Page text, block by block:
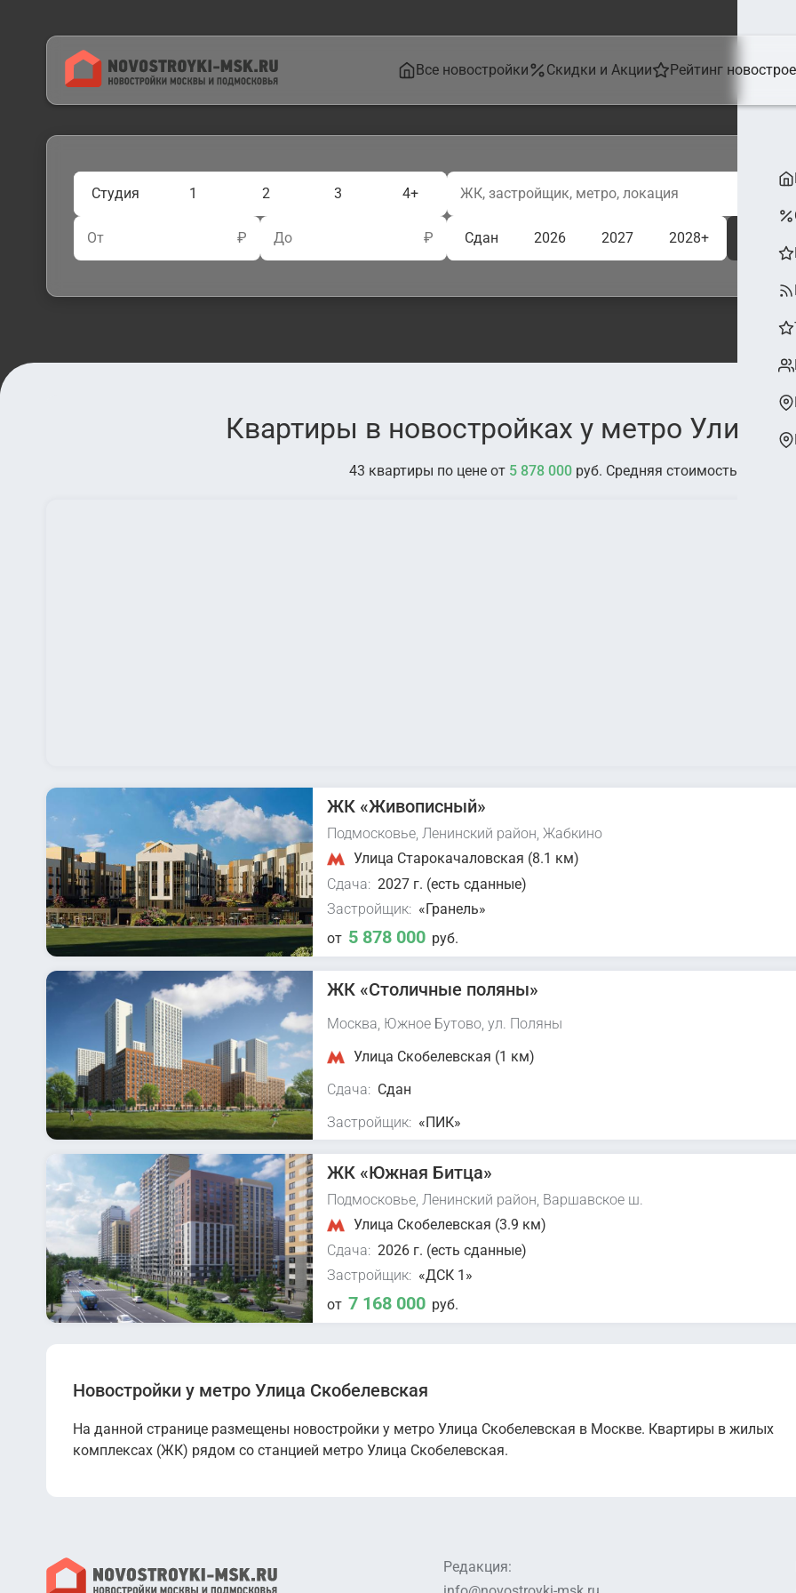
Все новостройки Скидки и Акции Рейтинг
Студия 1 2 3 4+
От ₽ До ₽ Сдан 2026 2027 2028+
Квартиры в новостройках у метро Улица
43 квартиры по цене от 5 878 000руб. Средняя стоимость:
ЖК «Живописный»
Подмосковье, Ленинский район, Жабкино
Улица Старокачаловская (8.1 км)
Сдача: 2027 г. (есть сданные)
Застройщик: «Гранель»
от 5 878 000 руб.
ЖК «Столичные поляны»
Москва, Южное Бутово, ул. Поляны
Улица Скобелевская (1 км)
Сдача: Сдан
Застройщик: «ПИК»
ЖК «Южная Битца»
Подмосковье, Ленинский район, Варшавское ш.
Улица Скобелевская (3.9 км)
Сдача: 2026 г. (есть сданные)
Застройщик: «ДСК 1»
от 7 168 000 руб.
Новостройки у метро Улица Скобелевская
На данной странице размещены новостройки у метро Улица Скобелевская в Москве. Квартиры в жилых
комплексах (ЖК) рядом со станцией метро Улица Скобелевская.
Редакция: